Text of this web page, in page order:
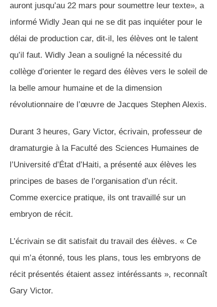
auront jusqu’au 22 mars pour soumettre leur texte», a
informé Widly Jean qui ne se dit pas inquiéter pour le
délai de production car, dit-il, les élèves ont le talent
qu’il faut. Widly Jean a souligné la nécessité du
collège d’orienter le regard des élèves vers le soleil de
la belle amour humaine et de la dimension
révolutionnaire de l’œuvre de Jacques Stephen Alexis.
Durant 3 heures, Gary Victor, écrivain, professeur de
dramaturgie à la Faculté des Sciences Humaines de
l’Université d’État d’Haiti, a présenté aux élèves les
principes de bases de l’organisation d’un récit.
Comme exercice pratique, ils ont travaillé sur un
embryon de récit.
L’écrivain se dit satisfait du travail des élèves. « Ce
qui m’a étonné, tous les plans, tous les embryons de
récit présentés étaient assez intéréssants », reconnaît
Gary Victor.